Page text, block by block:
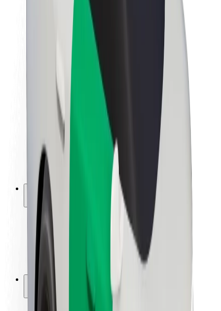
Fenntarthatóság a Boltnál
Project Zero
Sajtószoba
Küldetés
Befektetői kapcsolatok
Vezetőség
Márka
Média
Urban Fund
Biztonság
Utasbiztonság
Sofőr biztonság
E-roller biztonság
Biztonsági részleg
Városok
Lokációk